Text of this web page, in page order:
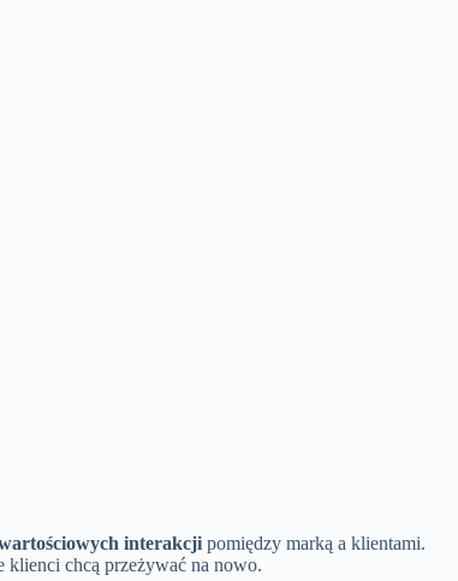
interakcji pomiędzy marką a klientami.
klienci chcą przeżywać na nowo.